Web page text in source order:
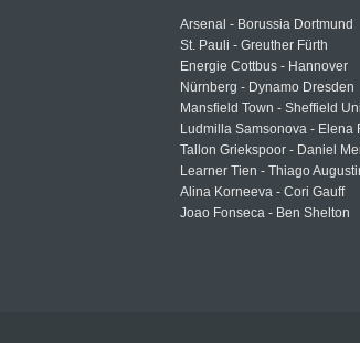
Arsenal - Borussia Dortmund
St. Pauli - Greuther Fürth
Energie Cottbus - Hannover
Nürnberg - Dynamo Dresden
Mansfield Town - Sheffield
Ludmilla Samsonova - Elena
Tallon Griekspoor - Daniel
Learner Tien - Thiago
Alina Korneeva - Cori Gauff
Joao Fonseca - Ben Shelton